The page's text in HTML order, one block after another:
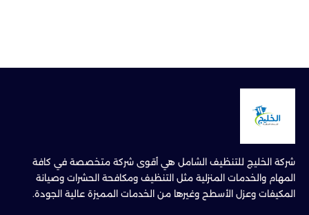
شركة الخليج للتنظيف الشامل هي أقوى شركة متخصصة في كافة
المهام والخدمات المنزلية مثل التنظيف ومكافحة الحشرات وصيانة
المكيفات وعزل الأسطح وغيرها من الخدمات المميزة عالية الجودة.